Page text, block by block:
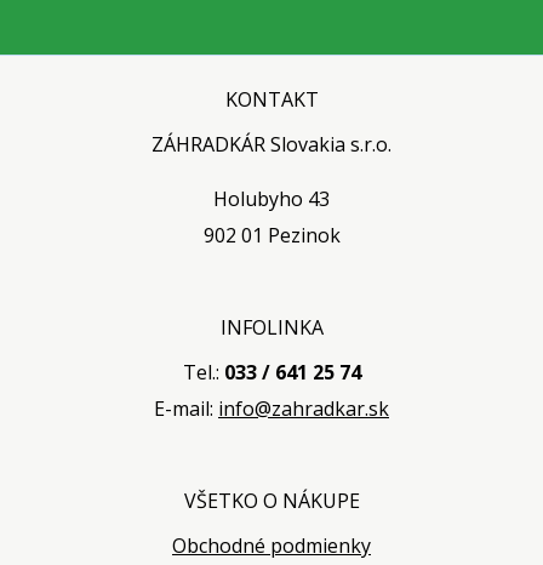
KONTAKT
ZÁHRADKÁR Slovakia s.r.o.
Holubyho 43
902 01 Pezinok
INFOLINKA
Tel.: 033 / 641 25 74
E-mail: info@zahradkar.sk
VŠETKO O NÁKUPE
Obchodné podmienky